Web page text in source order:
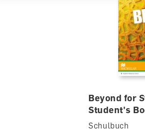
Beyond for
Student's
Schulbuch